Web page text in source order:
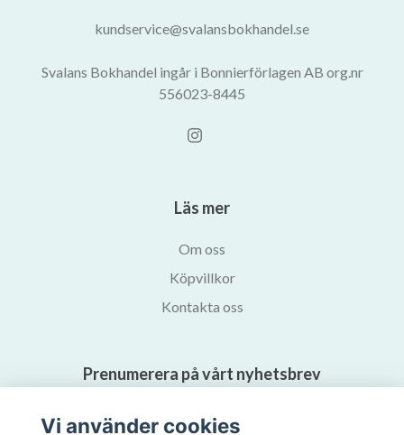
kundservice@svalansbokhandel.se
Svalans Bokhandel ingår i Bonnierförlagen AB org.nr
556023-8445
Läs mer
Om oss
Köpvillkor
Kontakta oss
Prenumerera på vårt nyhetsbrev
Vi använder cookies